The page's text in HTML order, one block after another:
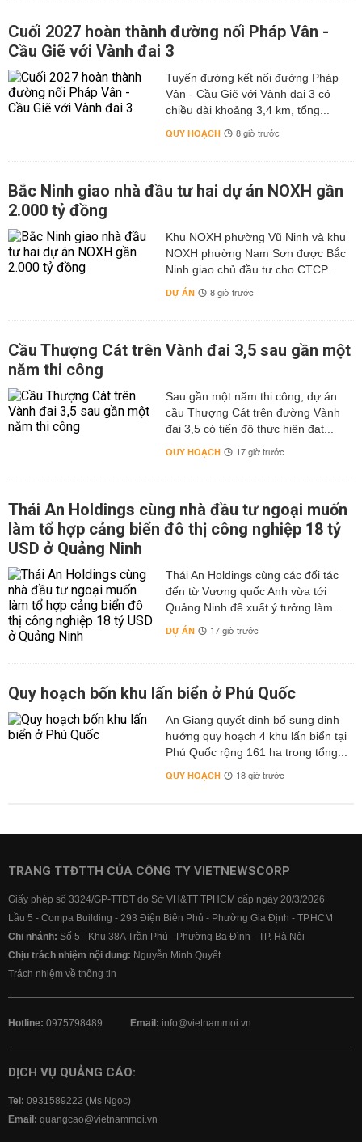
Cuối 2027 hoàn thành đường nối Pháp Vân -
Cầu Giẽ với Vành đai 3
Tuyến đường kết nối đường Pháp
Vân - Cầu Giẽ với Vành đai 3 có
chiều dài khoảng 3,4 km, tổng...
QUY HOẠCH 8 giờ trước
Bắc Ninh giao nhà đầu tư hai dự án NOXH gần
2.000 tỷ đồng
Khu NOXH phường Vũ Ninh và khu
NOXH phường Nam Sơn được Bắc
Ninh giao chủ đầu tư cho CTCP...
DỰ ÁN 8 giờ trước
Cầu Thượng Cát trên Vành đai 3,5 sau gần một
năm thi công
Sau gần một năm thi công, dự án
cầu Thượng Cát trên đường Vành
đai 3,5 có tiến độ thực hiện đạt...
QUY HOẠCH 17 giờ trước
Thái An Holdings cùng nhà đầu tư ngoại muốn
làm tổ hợp cảng biển đô thị công nghiệp 18 tỷ
USD ở Quảng Ninh
Thái An Holdings cùng các đối tác
đến từ Vương quốc Anh vừa tới
Quảng Ninh đề xuất ý tưởng làm...
DỰ ÁN 17 giờ trước
Quy hoạch bốn khu lấn biển ở Phú Quốc
An Giang quyết định bổ sung định
hướng quy hoạch 4 khu lấn biển tại
Phú Quốc rộng 161 ha trong tổng...
QUY HOẠCH 18 giờ trước
TRANG TTĐTTH CỦA CÔNG TY VIETNEWSCORP
Giấy phép số 3324/GP-TTĐT do Sở VH&TT TPHCM cấp ngày 20/3/2026
Lầu 5 - Compa Building - 293 Điện Biên Phủ - Phường Gia Định - TP.HCM
Chi nhánh: Số 5 - Khu 38A Trần Phú - Phường Ba Đình - TP. Hà Nội
Chịu trách nhiệm nội dung: Nguyễn Minh Quyết
Trách nhiệm về thông tin
Hotline: 0975798489 Email: info@vietnammoi.vn
DỊCH VỤ QUẢNG CÁO:
Tel: 0931589222 (Ms Ngọc)
Email: quangcao@vietnammoi.vn